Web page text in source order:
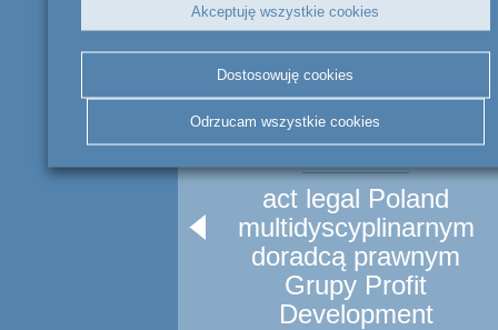
act legal Poland
multidyscyplinarnym
doradcą prawnym
Grupy Profit
Development
Akceptuję wszystkie cookies
Dostosowuję cookies
Odrzucam wszystkie cookies